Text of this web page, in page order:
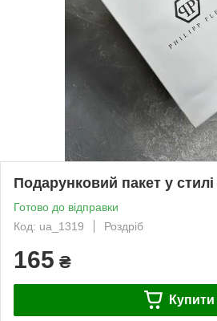
Подарунковий пакет у
Готово до відправки
Код: ua_1319
Роздріб
165 ₴
Купити